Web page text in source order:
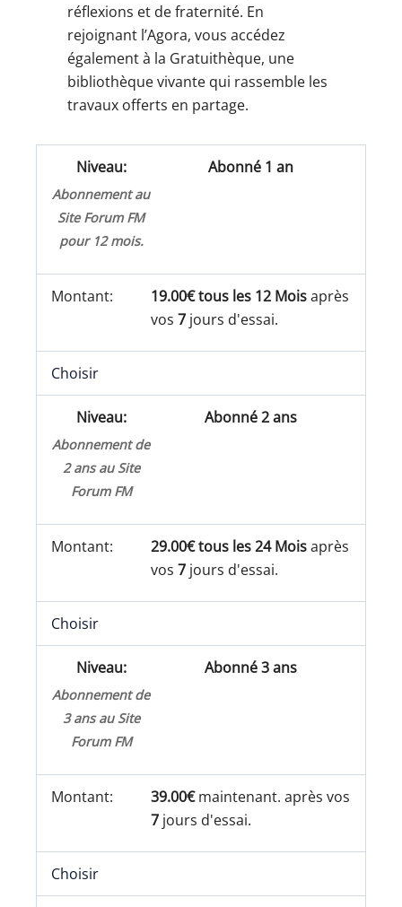
réflexions et de fraternité. En
rejoignant l’Agora, vous accédez
également à la Gratuithèque, une
bibliothèque vivante qui rassemble les
travaux offerts en partage.
Abonné 1 an
Abonnement au
Site Forum FM
pour 12 mois.
19.00€ tous les 12 Moisaprès
vos7 jours d'essai.
Choisir
Abonné 2 ans
Abonnement de
2 ans au Site
Forum FM
29.00€ tous les 24 Moisaprès
vos7 jours d'essai.
Choisir
Abonné 3 ans
Abonnement de
3 ans au Site
Forum FM
39.00€maintenant. après vos
7 jours d'essai.
Choisir